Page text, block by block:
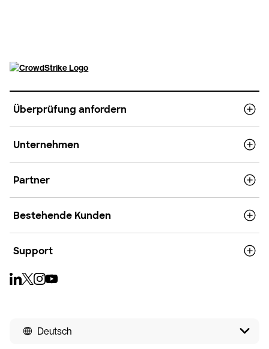
Überprüfung anfordern
Unternehmen
Partner
Bestehende Kunden
Support
Deutsch